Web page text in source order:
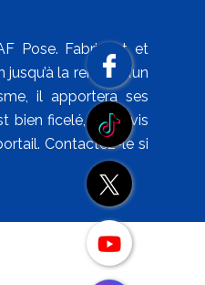
Pose. Fabricant et
la remise d’un
il apportera ses
bien ficelé, un devis
Contactez-le si